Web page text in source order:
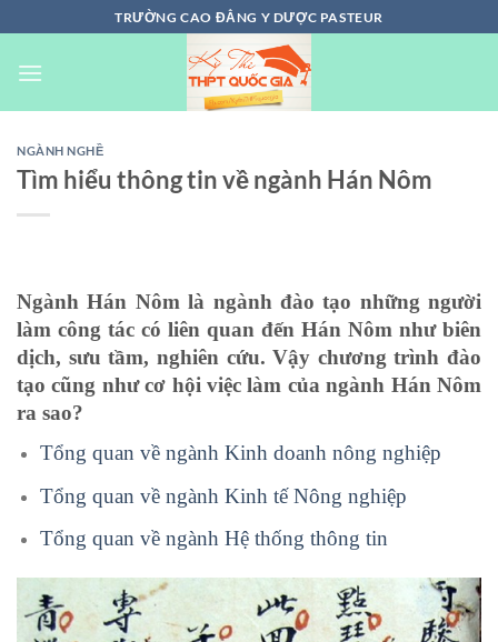
đến
nội
TRƯỜNG CAO ĐẲNG Y DƯỢC PASTEUR
NGÀNH NGHỀ
Tìm hiểu thông tin về ngành Hán Nôm
Ngành Hán Nôm là ngành đào tạo những người
làm công tác có liên quan đến Hán Nôm như biên
dịch, sưu tầm, nghiên cứu. Vậy chương trình đào
tạo cũng như cơ hội việc làm của ngành Hán Nôm
ra sao?
Tổng quan về ngành Kinh doanh nông nghiệp
Tổng quan về ngành Kinh tế Nông nghiệp
Tổng quan về ngành Hệ thống thông tin